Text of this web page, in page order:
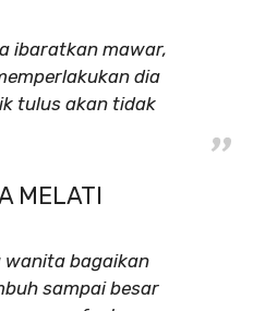
ibaratkan mawar,
dia
tulus akan tidak
MELATI
wanita bagaikan
sampai besar